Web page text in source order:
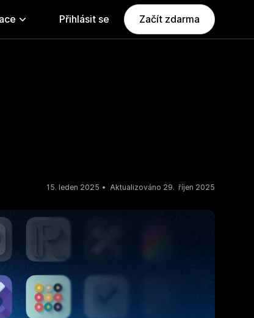
Přihlásit se Začít zdarma
15. leden 2025 Aktualizováno 29. říjen 2025